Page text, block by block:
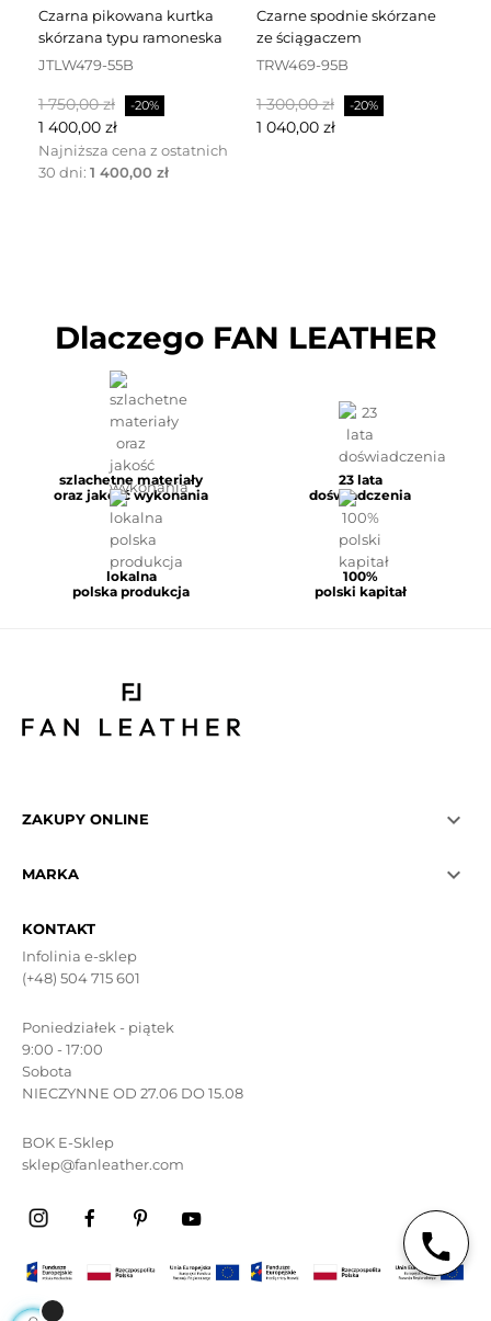
czarna pikowana kurtka
skórzana typu ramoneska
JTLW479-55B
Cena
podstawowa
1 750,00 zł -20%
1 400,00 zł
Najniższa cena z ostatnich
30 dni: 1 400,00 zł
czarne spodnie skórzane
ze ściągaczem
TRW469-95B
Cena
podstawowa
1 300,00 zł -20%
1 040,00 zł
Dlaczego FAN LEATHER
szlachetne materiały
oraz jakość wykonania
23 lata
doświadczenia
lokalna
polska produkcja
100%
polski kapitał
ZAKUPY ONLINE 
MARKA 
KONTAKT
Infolinia e-sklep
(+48) 504 715 601
Poniedziałek - piątek
9:00 - 17:00
Sobota
NIECZYNNE OD 27.06 DO 15.08
BOK E-Sklep
sklep@fanleather.com